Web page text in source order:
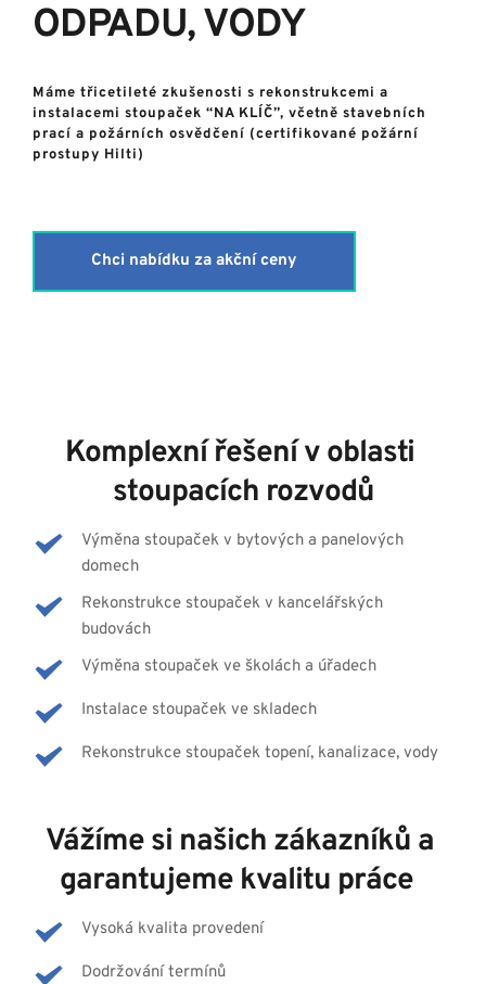
ODPADU, VODY
Máme třicetileté zkušenosti s rekonstrukcemi a
instalacemi stoupaček “NA KLÍČ”, včetně stavebních
prací a požárních osvědčení (certifikované požární
prostupy Hilti)
Chci nabídku za akční ceny
Komplexní řešení v oblasti
stoupacích rozvodů
Výměna stoupaček v bytových a panelových
domech
Rekonstrukce stoupaček v kancelářských
budovách
Výměna stoupaček ve školách a úřadech
Instalace stoupaček ve skladech
Rekonstrukce stoupaček topení, kanalizace, vody
Vážíme si našich zákazníků a
garantujeme kvalitu práce
Vysoká kvalita provedení
Dodržování termínů